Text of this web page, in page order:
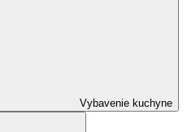
Vybavenie kuchyne